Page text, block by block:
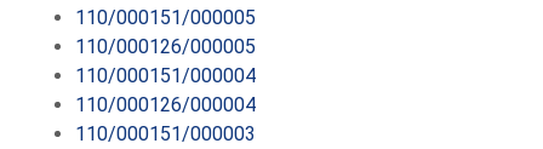
110/000151/000005
110/000126/000005
110/000151/000004
110/000126/000004
110/000151/000003